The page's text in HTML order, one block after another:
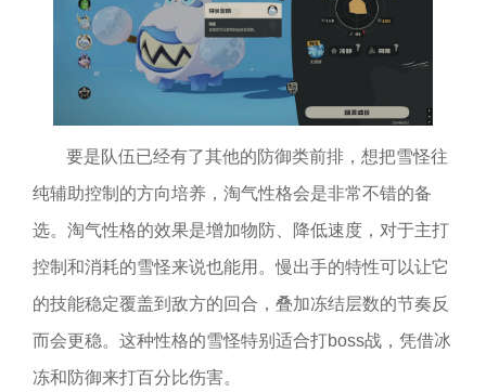
要是队伍已经有了其他的防御类前排，想把雪怪往
纯辅助控制的方向培养，淘气性格会是非常不错的备
选。淘气性格的效果是增加物防、降低速度，对于主打
控制和消耗的雪怪来说也能用。慢出手的特性可以让它
的技能稳定覆盖到敌方的回合，叠加冻结层数的节奏反
而会更稳。这种性格的雪怪特别适合打boss战，凭借冰
冻和防御来打百分比伤害。